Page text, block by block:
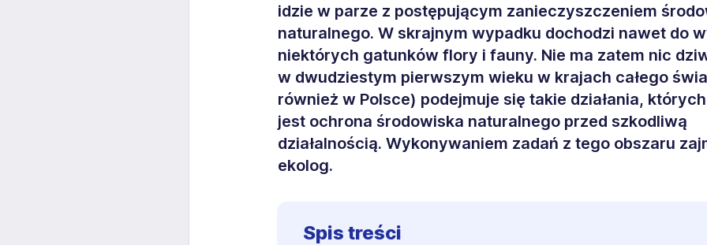
idzie w parze z postępującym zanieczyszczeniem
naturalnego. W skrajnym wypadku dochodzi nawet do
niektórych gatunków flory i fauny. Nie ma zatem nic
w dwudziestym pierwszym wieku w krajach całego
również w Polsce) podejmuje się takie działania,
jest ochrona środowiska naturalnego przed szkodliwą
działalnością. Wykonywaniem zadań z tego obszaru
ekolog.
Spis treści